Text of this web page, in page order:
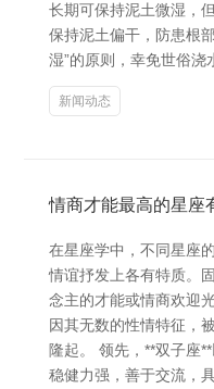
长期可保持泥土微湿，
保持泥土偏干，防患根
湿”的原则，幸免世俗浇
新闻动态
情商才能最高的星座
在星座学中，不同星座
情谊抒发上各有特质。
念主的才能或情商欢迎
因其无数的性情特征，
隆起。 领先，**双子座
稳健力强，善于交流，